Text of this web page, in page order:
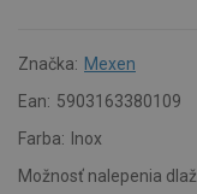
Značka: Mexen
Ean: 5903163380109
Farba:
Inox
Možnosť nalepenia